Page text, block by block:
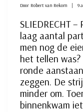
Door Robert van Rekom 9
SLIEDRECHT
laag aantal
men nog de
het tellen
ronde
zeggen. De
minder om.
binnenkwam